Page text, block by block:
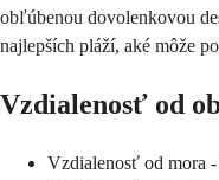
obľúbenou dovolenkovou
najlepších pláží, aké môže
Vzdialenosť od
Vzdialenosť od mora